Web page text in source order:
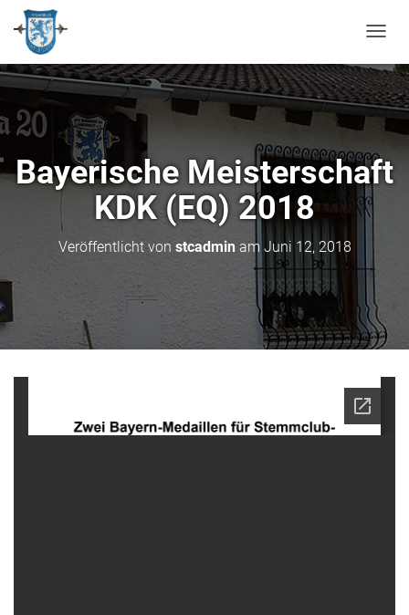
A
V
I
O
A
L
T
N
Bayerische Meisterschaft
KDK (EQ) 2018
Veröffentlicht von stcadminam Juni 12, 2018